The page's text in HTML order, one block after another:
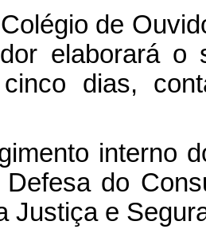
de
elaborará
dias,
interno
do
Justiça e